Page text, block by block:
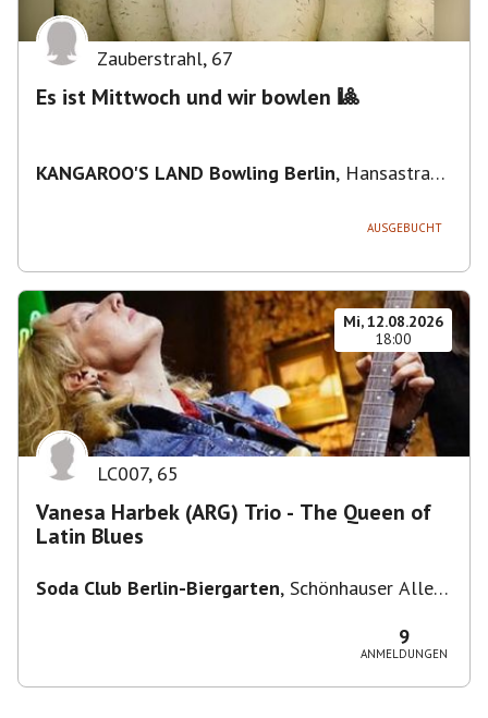
Zauberstrahl, 67
Es ist Mittwoch und wir bowlen 🎱
KANGAROO'S LAND Bowling Berlin, Hansastraße
AUSGEBUCHT
Mi, 12.08.2026
18:00
LC007, 65
Vanesa Harbek (ARG) Trio - The Queen of
Latin Blues
Soda Club Berlin-Biergarten, Schönhauser Allee
9
ANMELDUNGEN